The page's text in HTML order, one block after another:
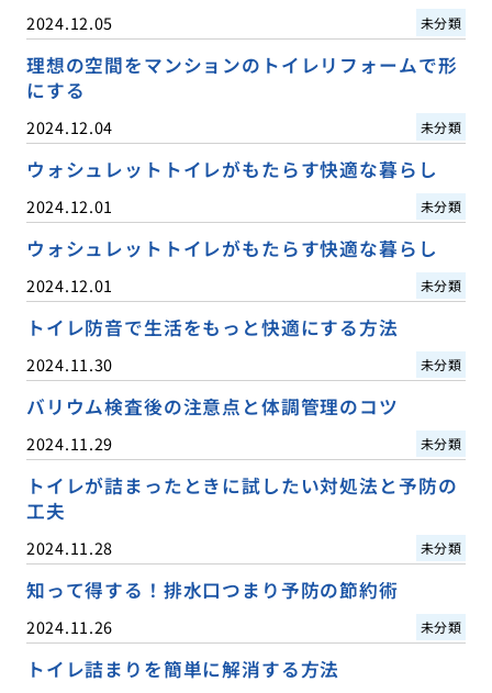
2024.12.05 未分類
理想の空間をマンションのトイレリフォームで形
にする
2024.12.04 未分類
ウォシュレットトイレがもたらす快適な暮らし
2024.12.01 未分類
ウォシュレットトイレがもたらす快適な暮らし
2024.12.01 未分類
トイレ防音で生活をもっと快適にする方法
2024.11.30 未分類
バリウム検査後の注意点と体調管理のコツ
2024.11.29 未分類
トイレが詰まったときに試したい対処法と予防の
工夫
2024.11.28 未分類
知って得する！排水口つまり予防の節約術
2024.11.26 未分類
トイレ詰まりを簡単に解消する方法